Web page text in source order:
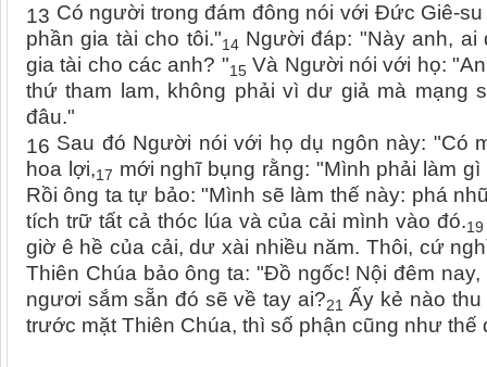
13 Có người trong đám đông nói với Đức Giê-
phần gia tài cho tôi."14 Người đáp: "Này anh,
gia tài cho các anh? "15 Và Người nói với họ:
thứ tham lam, không phải vì dư giả mà mạng
đâu."
16 Sau đó Người nói với họ dụ ngôn này: "Có
hoa lợi,17 mới nghĩ bụng rằng: "Mình phải làm
Rồi ông ta tự bảo: "Mình sẽ làm thế này: phá
tích trữ tất cả thóc lúa và của cải mình vào đó.19
giờ ê hề của cải, dư xài nhiều năm. Thôi, cứ
Thiên Chúa bảo ông ta: "Đồ ngốc! Nội đêm
ngươi sắm sẵn đó sẽ về tay ai?21 Ấy kẻ nào
trước mặt Thiên Chúa, thì số phận cũng như thế